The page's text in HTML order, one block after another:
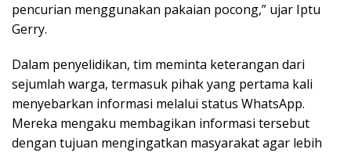
pencurian menggunakan pakaian pocong,” ujar Iptu
Gerry.
Dalam penyelidikan, tim meminta keterangan dari
sejumlah warga, termasuk pihak yang pertama kali
menyebarkan informasi melalui status WhatsApp.
Mereka mengaku membagikan informasi tersebut
dengan tujuan mengingatkan masyarakat agar lebih